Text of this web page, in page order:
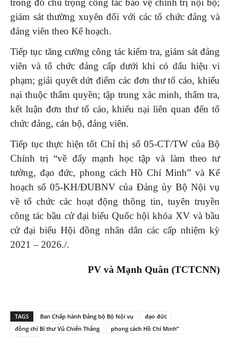
giám sát thường xuyên đối với các tổ chức đảng và
đảng viên theo Kế hoạch.
Tiếp tục tăng cường công tác kiểm tra, giám sát đảng
viên và tổ chức đảng cấp dưới khi có dấu hiệu vi
phạm; giải quyết dứt điểm các đơn thư tố cáo, khiếu
nại thuộc thẩm quyền; tập trung xác minh, thẩm tra,
kết luận đơn thư tố cáo, khiếu nại liên quan đến tổ
chức đảng, cán bộ, đảng viên.
Tiếp tục thực hiện tốt Chỉ thị số 05-CT/TW của Bộ
Chính trị “về đẩy mạnh học tập và làm theo tư
tưởng, đạo đức, phong cách Hồ Chí Minh” và Kế
hoạch số 05-KH/ĐUBNV của Đảng ủy Bộ Nội vụ
về tổ chức các hoạt động thông tin, tuyên truyền
công tác bầu cử đại biểu Quốc hội khóa XV và bầu
cử đại biểu Hội đồng nhân dân các cấp nhiệm kỳ
2021 – 2026./.
PV và Mạnh Quân (TCTCNN)
TAGS Ban Chấp hành Đảng bộ Bộ Nội vụ
đạo đức
đồng chí Bí thư Vũ Chiến Thắng
phong cách Hồ Chí Minh”